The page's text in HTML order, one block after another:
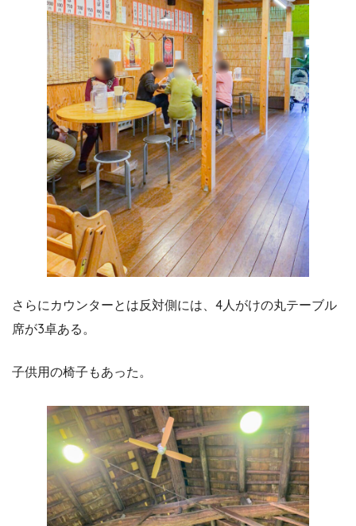
さらにカウンターとは反対側には、4人がけの丸テーブル
席が3卓ある。
子供用の椅子もあった。